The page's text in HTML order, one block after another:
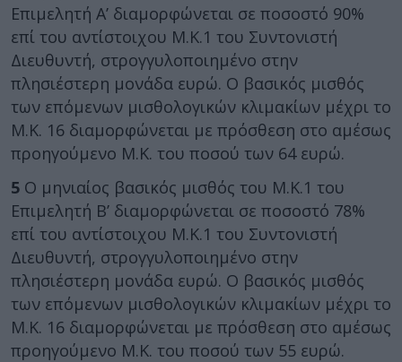
Επιμελητή Α’ διαμορφώνεται σε ποσοστό 90%
επί του αντίστοιχου Μ.Κ.1 του Συντονιστή
Διευθυντή, στρογγυλοποιημένο στην
πλησιέστερη μονάδα ευρώ. Ο βασικός μισθός
των επόμενων μισθολογικών κλιμακίων μέχρι το
Μ.Κ. 16 διαμορφώνεται με πρόσθεση στο αμέσως
προηγούμενο Μ.Κ. του ποσού των 64 ευρώ.
5 Ο μηνιαίος βασικός μισθός του Μ.Κ.1 του
Επιμελητή Β’ διαμορφώνεται σε ποσοστό 78%
επί του αντίστοιχου Μ.Κ.1 του Συντονιστή
Διευθυντή, στρογγυλοποιημένο στην
πλησιέστερη μονάδα ευρώ. Ο βασικός μισθός
των επόμενων μισθολογικών κλιμακίων μέχρι το
Μ.Κ. 16 διαμορφώνεται με πρόσθεση στο αμέσως
προηγούμενο Μ.Κ. του ποσού των 55 ευρώ.